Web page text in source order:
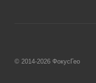
© 2014-2026 ФокусГео